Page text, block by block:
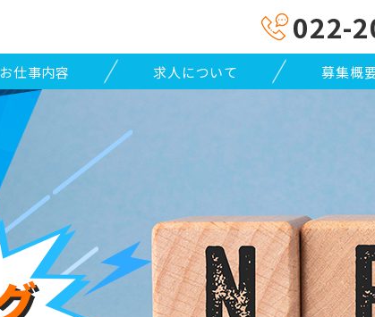
022-
お仕事内容 求人について 募集概